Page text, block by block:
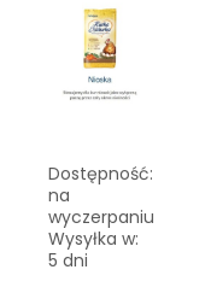
Dostępność:
na
wyczerpaniu
Wysyłka w:
5 dni